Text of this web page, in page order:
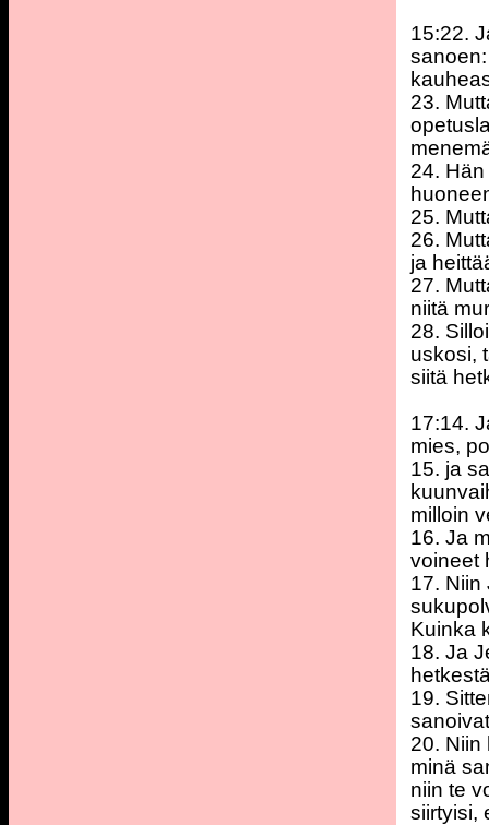
15:22.
23.
24.
25.
26.
ja
27.
niitä
28.
uskosi,
siitä
17:14.
mies,
15. ja
milloin
16. Ja
voineet
17. Niin
Kuinka
18. Ja
19.
20. Niin
minä
niin te
siirtyisi,